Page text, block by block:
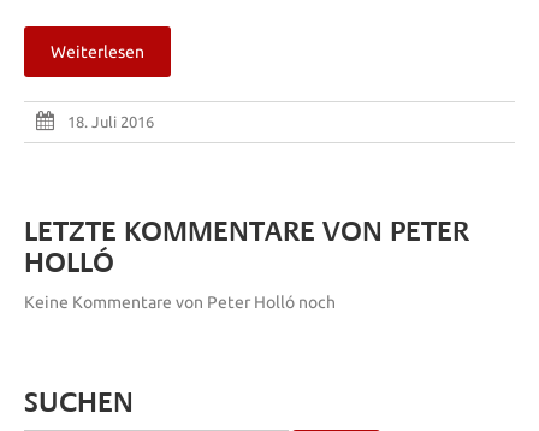
Weiterlesen
18. Juli 2016
LETZTE KOMMENTARE VON PETER
HOLLÓ
Keine Kommentare von Peter Holló noch
SUCHEN